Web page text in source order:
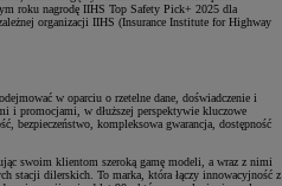
roku nagrodę IIHS Top Safety Pick+ 2025 dla
organizacji IIHS (Insurance Institute for Highway
w oparciu o rzetelne dane, doświadczenie i
i promocjami, w dłuższej perspektywie kluczowe
bezpieczeństwo, kompleksowa gwarancja, dostępność
swoim klientom szeroką gamę modeli, a wraz z nimi
stacji dilerskich. To marka, która łączy innowacyjność z